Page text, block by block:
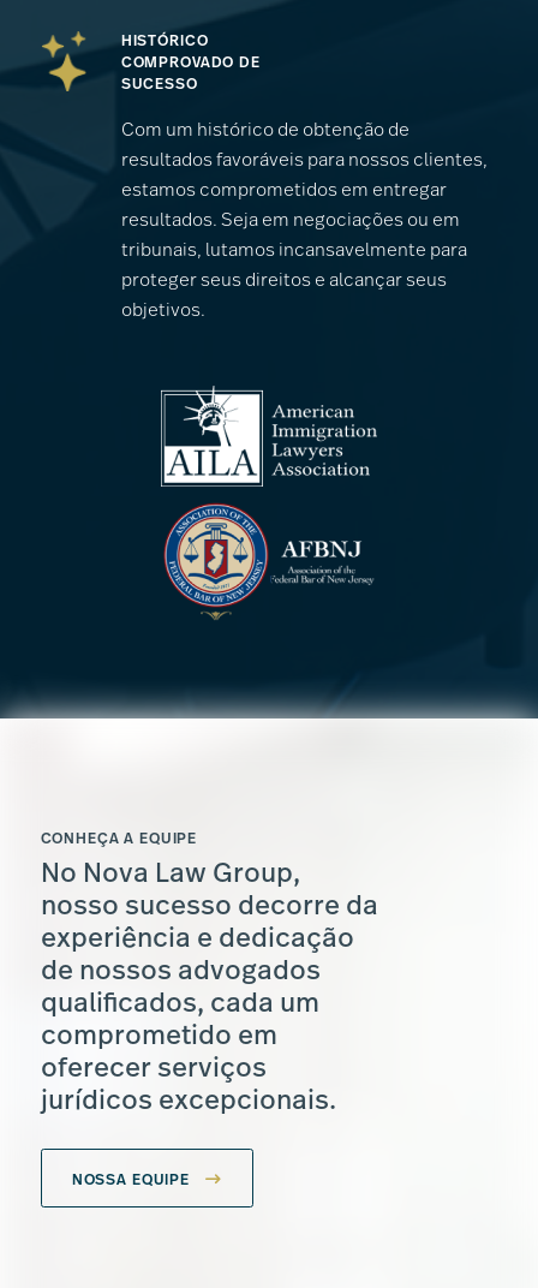
HISTÓRICO
COMPROVADO DE
SUCESSO
Com um histórico de obtenção de
resultados favoráveis ​​para nossos clientes,
estamos comprometidos em entregar
resultados. Seja em negociações ou em
tribunais, lutamos incansavelmente para
proteger seus direitos e alcançar seus
objetivos.
CONHEÇA A EQUIPE
No Nova Law Group,
nosso sucesso decorre da
experiência e dedicação
de nossos advogados
qualificados, cada um
comprometido em
oferecer serviços
jurídicos excepcionais.
NOSSA EQUIPE